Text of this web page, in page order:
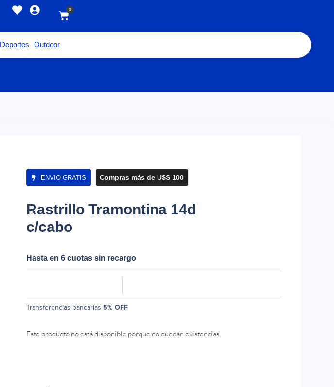
0
Deportes Outdoor
ENVIO GRATIS Compras más de U$S 100
Rastrillo Tramontina 14d
c/cabo
Hasta en 6 cuotas sin recargo
Transferencias bancarias 5% OFF
Este producto no está disponible porque no quedan existencias.